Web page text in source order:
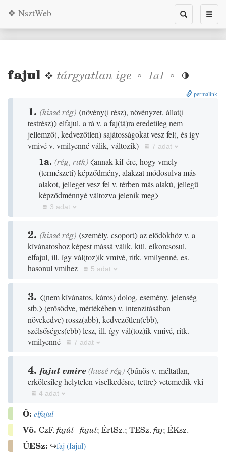
Toggle
search
❖ NsztWeb
fajul ❖ tárgyatlan ige ◦ 1a1 ◦ 
permalink
1. (kissérég)〈növény(i rész), növényzet, állat(i
testrész)〉elfajul, a rá v. a faj(tá)ra eredetileg nem
jellemző(, kedvezőtlen)sajátosságokat vesz fel(, és így
vmivé v. vmilyenné válik, változik) 7 adat
1a. (rég, ritk)〈annak kif-ére, hogy vmely
(természeti)képződmény, alakzat módosulva más
alakot, jelleget vesz fel v. térben más alakú, jellegű
képződménnyé változva jelenik meg〉
3 adat
2. (kissérég)〈személy, csoport〉az elődökhöz v. a
kívánatoshoz képest mássá válik, kül. elkorcsosul,
elfajul, ill. így vál(toz)ik vmivé, ritk. vmilyenné, es.
hasonul vmihez
5 adat
3. 〈(nem kívánatos, káros)dolog, esemény, jelenség
stb.〉(erősödve, mértékében v. intenzitásában
növekedve)rossz(abb), kedvezőtlen(ebb),
szélsőséges(ebb)lesz, ill. így vál(toz)ik vmivé, ritk.
vmilyenné
7 adat
4.fajul vmire(kissérég)〈bűnös v. méltatlan,
erkölcsileg helytelen viselkedésre, tettre〉vetemedik vki
4 adat
Ö: elfajul
Vö. CzF. fajúl · fajul; ÉrtSz.; TESz. faj; ÉKsz.
ÚESz: ↪faj (fajul)